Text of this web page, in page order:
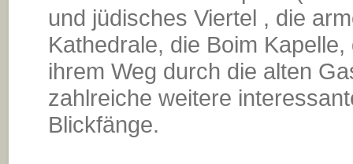
und jüdisches Viertel , die
Kathedrale, die Boim
ihrem Weg durch die alten
zahlreiche weitere
Blickfänge.